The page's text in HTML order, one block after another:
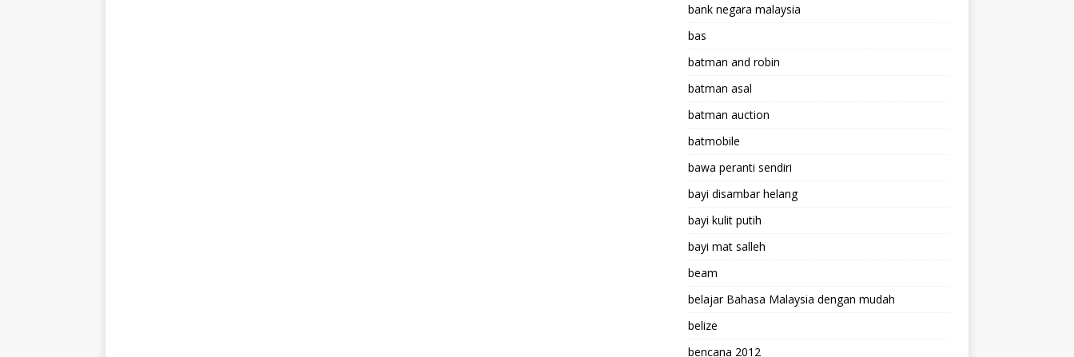
bank negara malaysia
bas
batman and robin
batman asal
batman auction
batmobile
bawa peranti sendiri
bayi disambar helang
bayi kulit putih
bayi mat salleh
beam
belajar Bahasa Malaysia dengan mudah
belize
bencana 2012